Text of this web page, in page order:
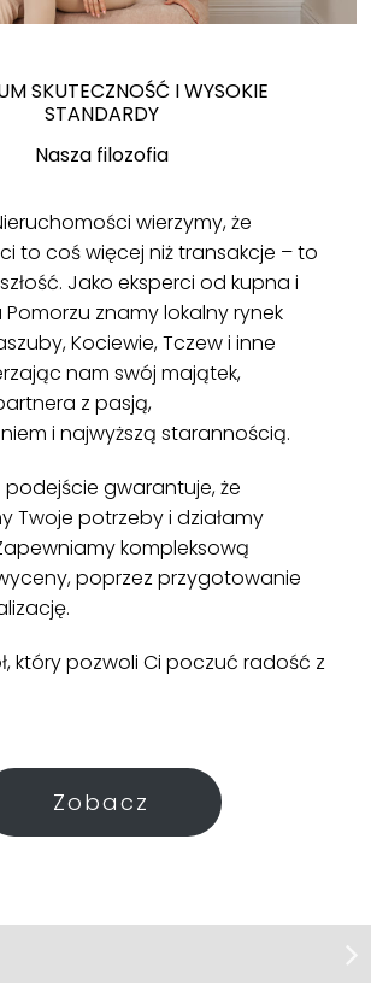
SKUTECZNOŚĆ I WYSOKIE
STANDARDY
Nasza filozofia
wierzymy, że
to coś więcej niż transakcje – to
Jako eksperci od kupna i
znamy lokalny rynek
Kociewie, Tczew i inne
nam swój majątek,
z pasją,
i najwyższą starannością.
gwarantuje, że
Twoje potrzeby i działamy
kompleksową
poprzez przygotowanie
który pozwoli Ci poczuć radość z
Zobacz
Więckowy
przy lesie Więckowy I